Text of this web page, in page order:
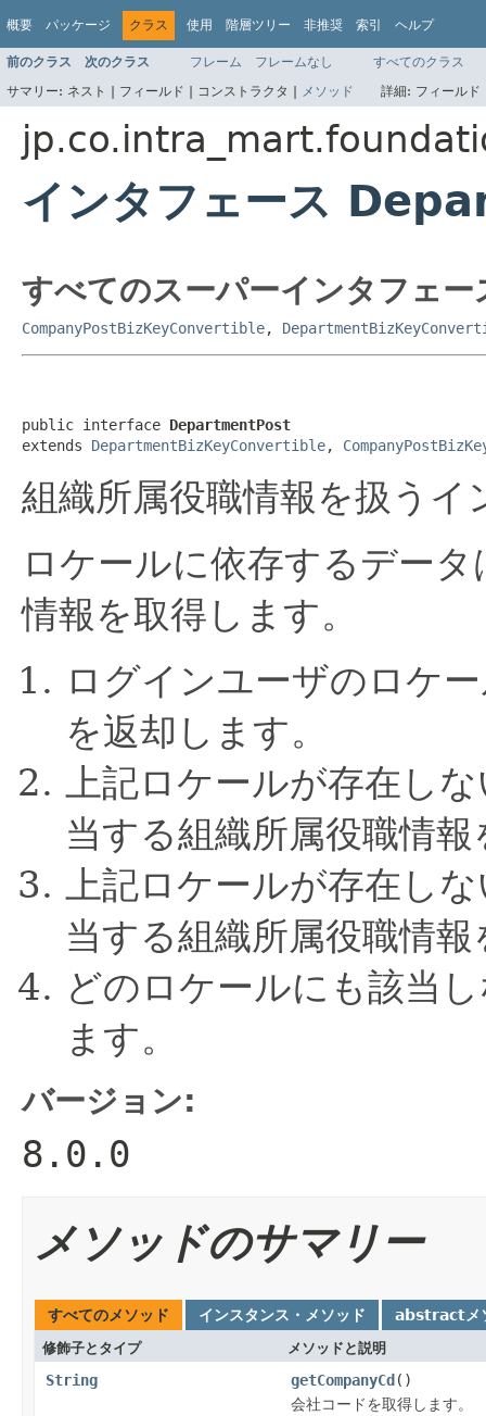
概要 パッケージ クラス 使用 階層ツリー 非推奨 索引 ヘルプ
前のクラス 次のクラス フレーム フレームなし
すべてのクラス
サマリー: ネスト | フィールド | コンストラクタ | メソッド 詳細: フィール
インタフェース
すべてのスーパーインタフェー
CompanyPostBizKeyConvertible,
public interface DepartmentPost
extends DepartmentBizKeyConvertible,
組織所属役職情報を扱う
ロケールに依存するデー
情報を取得します。
ログインユーザのロケ
を返却します。
上記ロケールが存在し
当する組織所属役職情
上記ロケールが存在し
当する組織所属役職情
どのロケールにも該当
ます。
バージョン:
8.0.0
メソッドのサマリー
すべてのメソッド インスタンス・メソッド abstractメ
修飾子とタイプ メソッドと説明
String getCompanyCd()
会社コードを取得します。